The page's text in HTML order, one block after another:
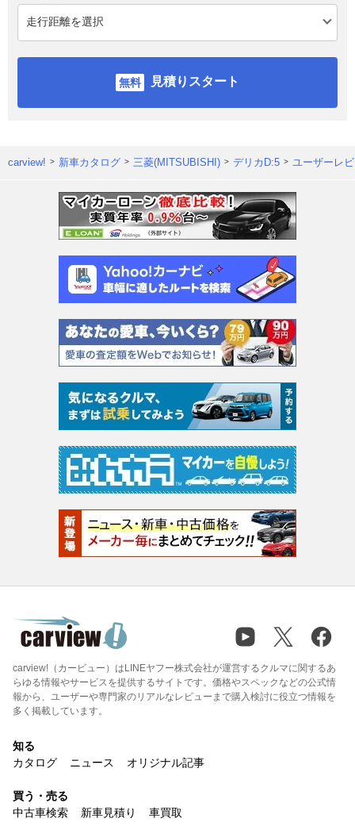
見積りスタート
carview! 新車カタログ 三菱(MITSUBISHI) デリカD:5 ユーザーレ
carview!（カービュー）はLINEヤフー株式会社が運営するクルマに関するあ
らゆる情報やサービスを提供するサイトです。価格やスペックなどの公式情
報から、ユーザーや専門家のリアルなレビューまで購入検討に役立つ情報を
多く掲載しています。
知る
カタログ
ニュース オリジナル記事
買う・売る
中古車検索
新車見積り 車買取